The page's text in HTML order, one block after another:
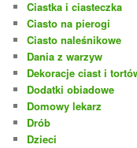
Ciastka i ciasteczka
Ciasto na pierogi
Ciasto naleśnikowe
Dania z warzyw
Dekoracje ciast i
Dodatki obiadowe
Domowy lekarz
Drób
Dzieci